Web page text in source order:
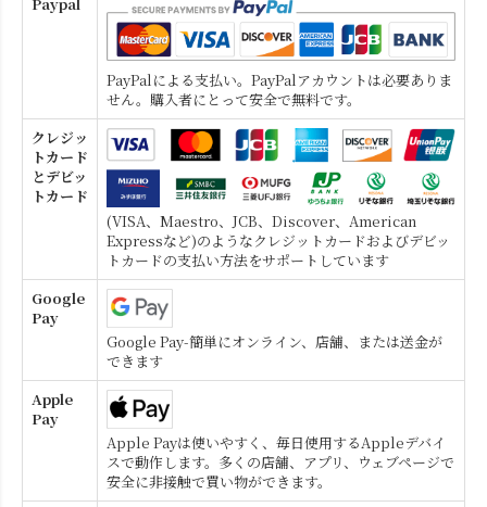
PayPalによる支払い。PayPalアカウントは必要ありま
せん。購入者にとって安全で無料です。
クレジッ
トカード
とデビッ
トカード
(VISA、Maestro、JCB、Discover、American
Expressなど)のようなクレジットカードおよびデビッ
トカードの支払い方法をサポートしています
Google
Pay
Google Pay-簡単にオンライン、店舗、または送金が
できます
Apple
Pay
Apple Payは使いやすく、毎日使用するAppleデバイ
スで動作します。多くの店舗、アプリ、ウェブページで
安全に非接触で買い物ができます。